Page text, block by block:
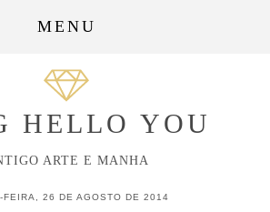
MENU
HELLO YOU
ARTE E MANHA
FEIRA, 26 DE AGOSTO DE 2014